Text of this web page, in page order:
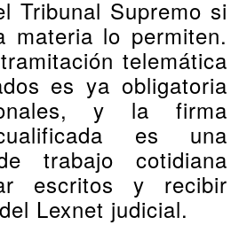
Tribunal Supremo si
materia lo permiten.
telemática
es ya obligatoria
y la firma
es una
trabajo cotidiana
escritos y recibir
Lexnet judicial.